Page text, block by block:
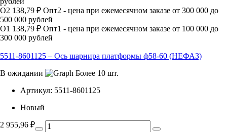
О2 138,79 ₽ Опт2 - цена при ежемесячном заказе от 300 000 до
500 000 рублей
О1 138,79 ₽ Опт1 - цена при ежемесячном заказе от 100 000 до
300 000 рублей
5511-8601125 – Ось шарнира платформы ф58-60 (НЕФАЗ)
В ожидании
Более 10 шт.
Артикул: 5511-8601125
Новый
2 955,96 ₽